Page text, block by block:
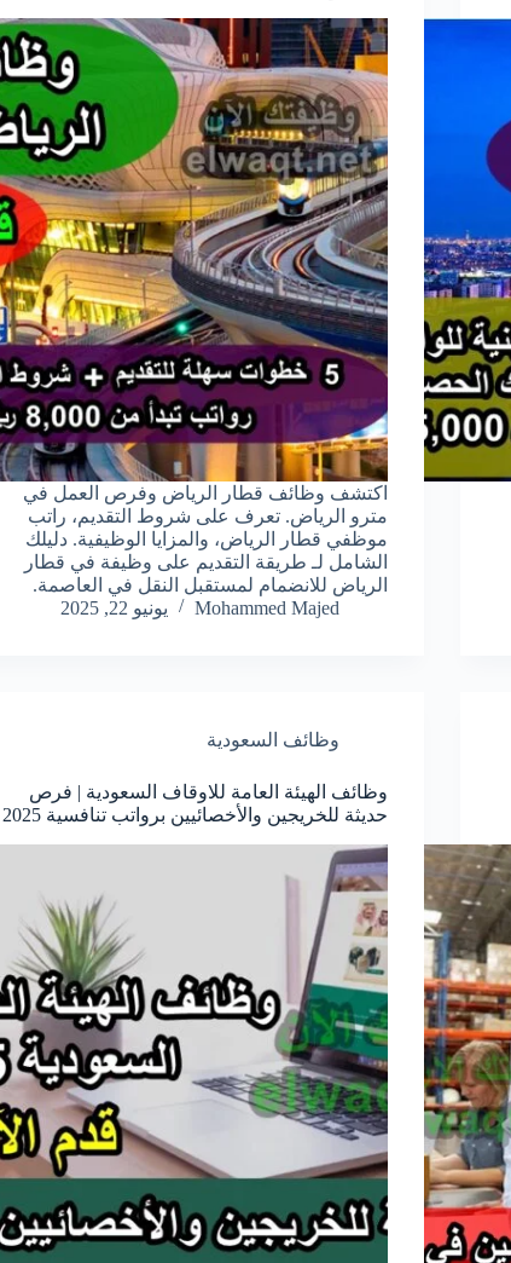
اكتشف وظائف قطار الرياض وفرص العمل في
مترو الرياض. تعرف على شروط التقديم، راتب
موظفي قطار الرياض، والمزايا الوظيفية. دليلك
الشامل لـ طريقة التقديم على وظيفة في قطار
الرياض للانضمام لمستقبل النقل في العاصمة.
Mohammed Majed
يونيو 22, 2025
وظائف السعودية
وظائف الهيئة العامة للاوقاف السعودية | فرص
حديثة للخريجين والأخصائيين برواتب تنافسية 2025